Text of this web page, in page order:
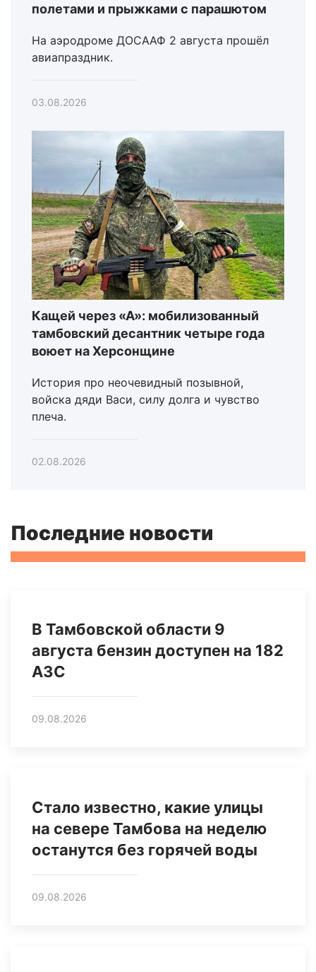
полетами и прыжками с парашютом
На аэродроме ДОСААФ 2 августа прошёл
авиапраздник.
03.08.2026
Кащей через «А»: мобилизованный
тамбовский десантник четыре года
воюет на Херсонщине
История про неочевидный позывной,
войска дяди Васи, силу долга и чувство
плеча.
02.08.2026
Последние новости
В Тамбовской области 9
августа бензин доступен на 182
АЗС
09.08.2026
Стало известно, какие улицы
на севере Тамбова на неделю
останутся без горячей воды
09.08.2026